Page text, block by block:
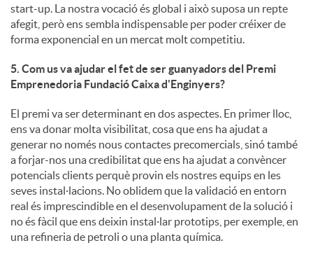
start-up. La nostra vocació és global i això suposa un repte
afegit, però ens sembla indispensable per poder créixer de
forma exponencial en un mercat molt competitiu.
5. Com us va ajudar el fet de ser guanyadors del Premi
Emprenedoria Fundació Caixa d'Enginyers?
El premi va ser determinant en dos aspectes. En primer lloc,
ens va donar molta visibilitat, cosa que ens ha ajudat a
generar no només nous contactes precomercials, sinó també
a forjar-nos una credibilitat que ens ha ajudat a convèncer
potencials clients perquè provin els nostres equips en les
seves instal·lacions. No oblidem que la validació en entorn
real és imprescindible en el desenvolupament de la solució i
no és fàcil que ens deixin instal·lar prototips, per exemple, en
una refineria de petroli o una planta química.